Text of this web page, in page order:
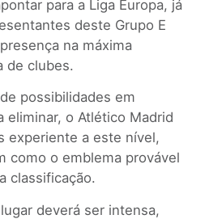
para a Liga Europa, já
deste Grupo E
na máxima
de clubes.
possibilidades em
eliminar, o Atlético Madrid
experiente a este nível,
como o emblema provável
classificação.
deverá ser intensa,